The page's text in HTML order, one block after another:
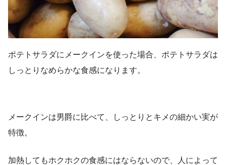
ポテトサラダにメークインを使った場合、ポテトサラダは
しっとりなめらかな食感になります。
メークインは男爵に比べて、しっとりとキメの細かい実が
特徴。
加熱してもホクホクの食感にはならないので、人によって